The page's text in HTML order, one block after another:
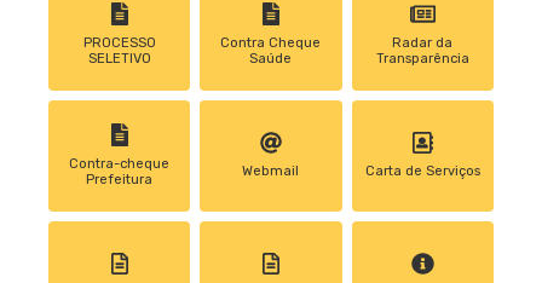
PROCESSO
SELETIVO
Contra Cheque
Saúde
Radar da
Transparência
Contra-cheque
Prefeitura
Webmail Carta de Serviços